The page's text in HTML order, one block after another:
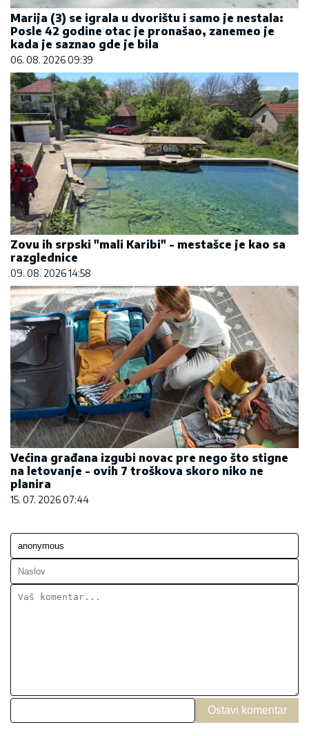
Marija (3) se igrala u dvorištu i samo je nestala:
Posle 42 godine otac je pronašao, zanemeo je
kada je saznao gde je bila
06. 08. 2026 09:39
Zovu ih srpski "mali Karibi" - mestašce je kao sa
razglednice
09. 08. 2026 14:58
Većina građana izgubi novac pre nego što stigne
na letovanje - ovih 7 troškova skoro niko ne
planira
15. 07. 2026 07:44
Ostavi komentar